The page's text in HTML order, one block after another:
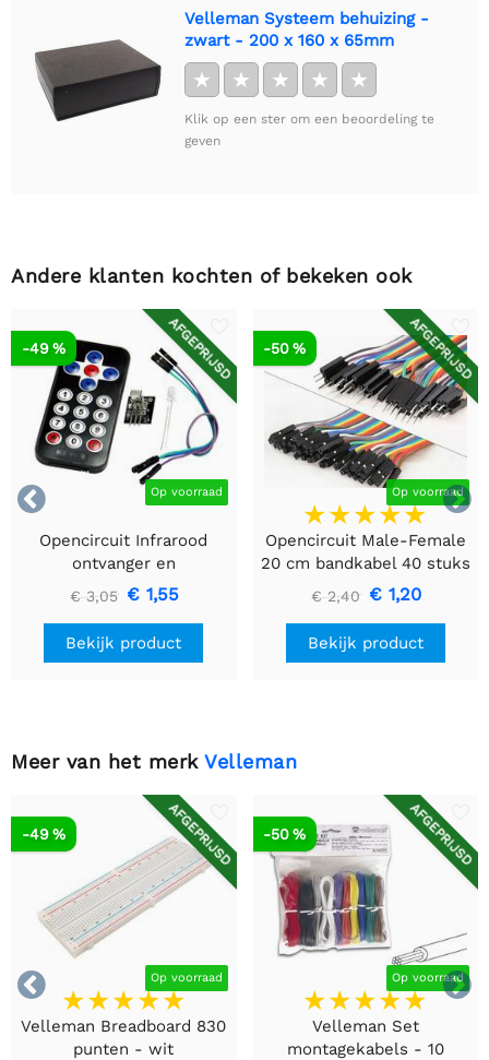
Velleman Systeem behuizing -
zwart - 200 x 160 x 65mm
★ ★ ★ ★ ★
Klik op een ster om een beoordeling te
geven
Andere klanten kochten of bekeken ook


AFGEPRIJSD
Op voorraad
-49 %
Opencircuit Infrarood
ontvanger en
afstandsbediening kit
€ 3,05 € 1,55
Bekijk product
AFGEPRIJSD
Op voorraad
-50 %
Opencircuit Male-Female
20 cm bandkabel 40 stuks
€ 2,40 € 1,20
Bekijk product
Meer van het merk Velleman


AFGEPRIJSD
Op voorraad
-49 %
Velleman Breadboard 830
punten - wit
AFGEPRIJSD
Op voorraad
-50 %
Velleman Set
montagekabels - 10